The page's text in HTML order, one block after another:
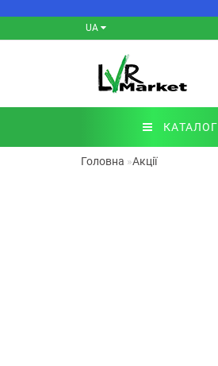
UA
КАТАЛОГ
Головна Акції